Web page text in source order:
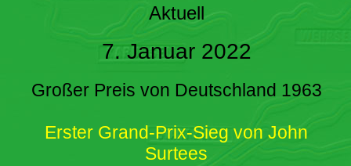
Aktuell
7. Januar 2022
Großer Preis von Deutschland 1963
Erster Grand-Prix-Sieg von John
Surtees